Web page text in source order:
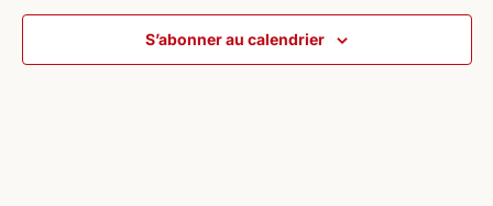
de
vues
S’abonner au calendrier